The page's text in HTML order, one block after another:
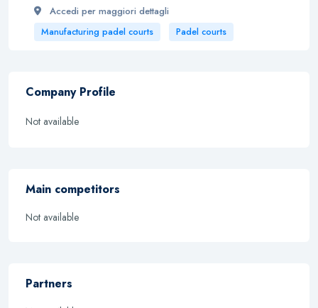
Accedi per maggiori dettagli
Manufacturing padel courts Padel courts
Company Profile
Not available
Main competitors
Not available
Partners